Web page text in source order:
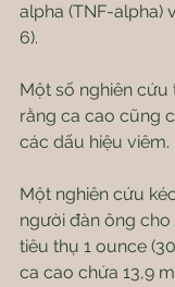
alpha (TNF-alpha)
6).
Một số nghiên cứu
rằng ca cao cũng
các dấu hiệu viêm.
Một nghiên cứu
người đàn ông
tiêu thụ 1 ounce
ca cao chứa 13,9